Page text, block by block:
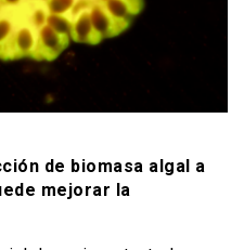
de biomasa algal a
mejorar la